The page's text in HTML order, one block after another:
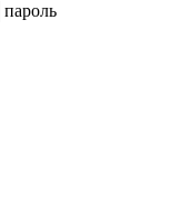
пароль